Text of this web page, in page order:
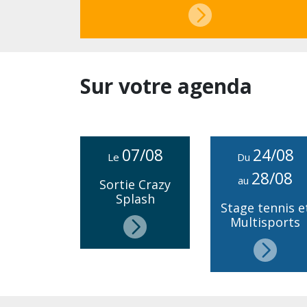
Sur votre agenda
Le 07/08
Sortie Crazy
Splash
Du 24/08
au 28/08
Stage tennis
Multisports